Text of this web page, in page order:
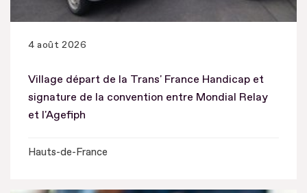
4 août 2026
Village départ de la Trans' France Handicap et
signature de la convention entre Mondial Relay
et l'Agefiph
Hauts-de-France